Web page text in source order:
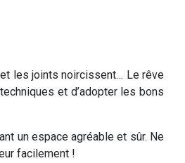
les joints noircissent… Le rêve
et d’adopter les bons
un espace agréable et sûr. Ne
facilement !